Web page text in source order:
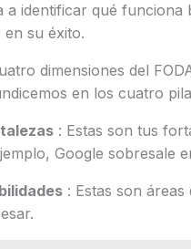
a identificar qué
su éxito.
dimensiones del
en los cuatro
: Estas son tus
Google sobresale
: Estas son